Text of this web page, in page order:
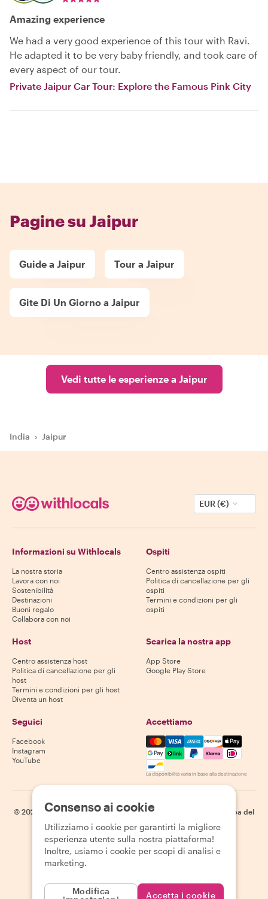
Amazing experience
We had a very good experience of this tour with Ravi.
He adapted it to be very baby friendly, and took care of
every aspect of our tour.
Private Jaipur Car Tour: Explore the Famous Pink City
Pagine su Jaipur
Guide a Jaipur Tour a Jaipur
Gite Di Un Giorno a Jaipur
Vedi tutte le esperienze a Jaipur
India › Jaipur
EUR (€)
Informazioni su Withlocals
La nostra storia
Lavora con noi
Sostenibilità
Destinazioni
Buoni regalo
Collabora con noi
Ospiti
Centro assistenza ospiti
Politica di cancellazione per gli
ospiti
Termini e condizioni per gli
ospiti
Host
Centro assistenza host
Politica di cancellazione per gli
host
Termini e condizioni per gli host
Diventa un host
Scarica la nostra app
App Store
Google Play Store
Seguici
Facebook
Instagram
YouTube
Accettiamo
Mastercard, Visa, Amex,
La disponibilità varia in base alla destinazione
© 2026 Withlocals.com | Informativa sulla privacy
Mappa del
Consenso ai cookie
Utilizziamo i cookie per garantirti la migliore
esperienza utente sulla nostra piattaforma!
Inoltre, usiamo i cookie per scopi di analisi e
marketing.
Modifica
Accetta i cookie